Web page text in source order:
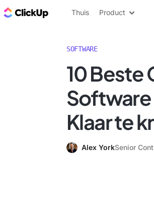
ClickUp Blog
Thuis Product
SOFTWARE
10 Beste
Klaar te
Alex YorkSenior